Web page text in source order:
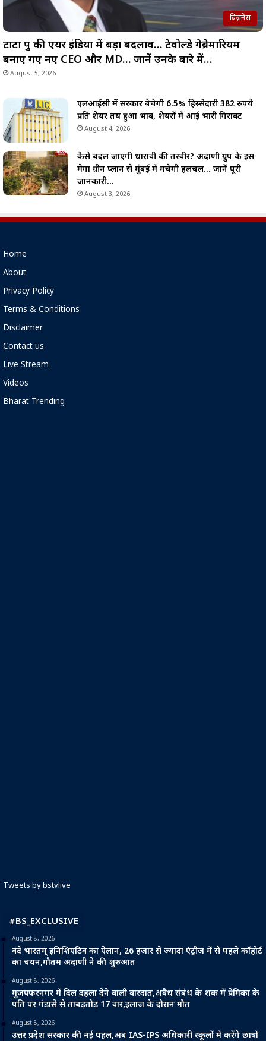
बिज़नेस
टाटा ग्रुप की एयर इंडिया में बड़ा बदलाव… टेवोल्डे गेब्रेमारियम
बनाए गए नए CEO और MD… जानें उनके बारे में…
August 5, 2026
एलआईसी में सरकार बेचेगी 6.5% हिस्सेदारी 382 रुपये
प्रति शेयर तय हुआ भाव, शेयरों में आई भारी गिरावट
August 4, 2026
कैसे बदल जाएगी धारावी की तस्वीर? अदाणी ग्रुप के इस
मेगा ग्रीन प्लान से मुंबई में मचेगी हलचल… जानें पूरी
जानकारी…
August 3, 2026
Home
About
Privacy Policy
Terms & Conditions
Disclaimer
Contact us
Live Stream
Videos
Bharat Trending
Tweets by bstvlive
#BS_EXCLUSIVE
August 8, 2026
वंदे भारतम् इनिशिएटिव का ऐलान, 26 हजार से ज्यादा एंट्रीज में से पहले कॉहोर्ट
का चयन,गौतम अदाणी ने की शुरुआत
August 8, 2026
मुजफ्फरनगर में दिल दहला देने वाली वारदात,अवैध संबंध के शक में प्रेमिका के
पति पर गंडासे से ताबड़तोड़ 17 वार,इलाज के दौरान मौत
August 8, 2026
उत्तर प्रदेश सरकार की नई पहल,अब IAS-IPS अधिकारी स्कूलों में करेंगे छात्रों